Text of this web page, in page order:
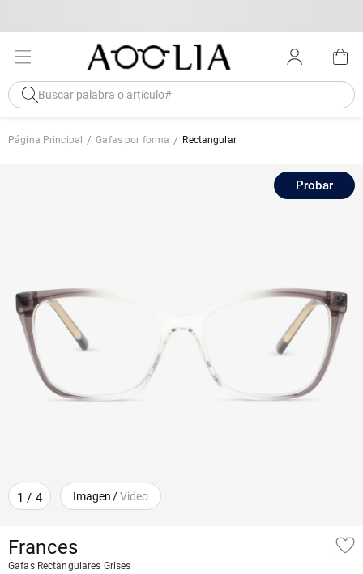
Página Principal Gafas por forma Rectangular
1 / 4 Imagen /Video
Probar
Frances
Gafas Rectangulares Grises